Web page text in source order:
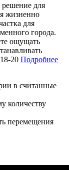
решение для
жизненно
для
города.
ощущать
20 Подробнее
в считанные
количеству
перемещения